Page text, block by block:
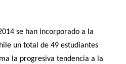
se han incorporado a la
un total de 49 estudiantes
la progresiva tendencia a la